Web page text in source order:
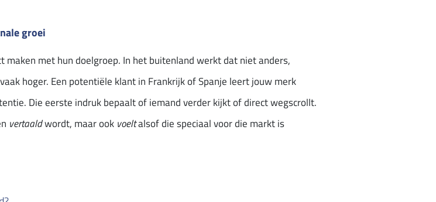
groei
maken met hun doelgroep. In het buitenland werkt dat niet anders,
hoger. Een potentiële klant in Frankrijk of Spanje leert jouw merk
Die eerste indruk bepaalt of iemand verder kijkt of direct wegscrollt.
vertaaldwordt, maar ook voeltalsof die speciaal voor die markt is